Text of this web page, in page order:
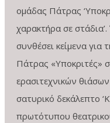
ομάδας Πάτρας
χαρακτήρα σε
συνθέσει κείμενα για
Πάτρας «Υποκριτές»
ερασιτεχνικών
σατυρικό δεκάλεπτο
πρωτότυπου